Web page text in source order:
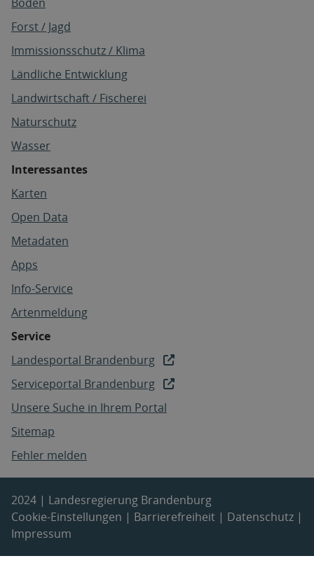
Forst / Jagd
Immissionsschutz / Klima
Ländliche Entwicklung
Landwirtschaft / Fischerei
Naturschutz
Wasser
Interessantes
Karten
Open Data
Metadaten
Apps
Info-Service
Artenmeldung
Service
Landesportal Brandenburg
Serviceportal Brandenburg
Unsere Suche in Ihrem Portal
Sitemap
Fehler melden
2024 | Landesregierung Brandenburg
Cookie-Einstellungen | Barrierefreiheit | Datenschutz |
Impressum